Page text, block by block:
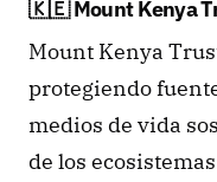
🇰🇪 Mount Kenya
Mount Kenya
protegiendo
medios de vida
de los